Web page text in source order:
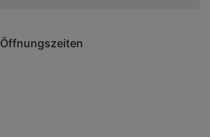
Öffnungszeiten